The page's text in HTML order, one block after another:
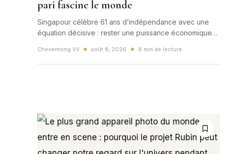
pari fascine le monde
Singapour célèbre 61 ans d’indépendance avec une
équation décisive : rester une puissance économique
population vieillissante. Ce nouveau pari dépasse
largement la cité-État.
Cheventong Vil ◆ août 8, 2026 ◆ 8 min de lecture